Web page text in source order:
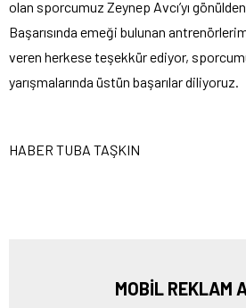
olan sporcumuz Zeynep Avcı’yı
Başarısında emeği bulunan
veren herkese teşekkür ediyor,
yarışmalarında üstün başarılar diliyoruz.
HABER TUBA TAŞKIN
MOBİL REKLAM